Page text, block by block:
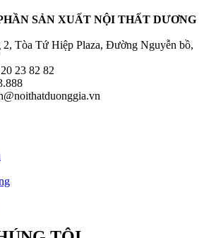
SẢN XUẤT NỘI THẤT DƯƠNG
2, Tòa Tứ Hiệp Plaza, Đường Nguyễn bồ,
23 82 82